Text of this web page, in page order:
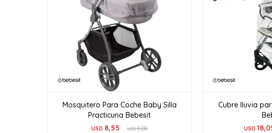
Mosquitero Para Coche Baby Silla
Practicuna Bebesit
USD 8,55 USD9,00
Cubre lluvia
USD